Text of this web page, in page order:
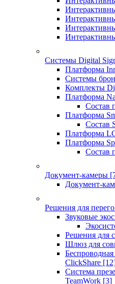
Системы Digital
Платформа
Системы
Комплекты
Платформа
Состав
Платформа
Состав
Платформа
Платформа
Состав
Документ-камеры
Документ-
Решения для
Звуковые
Решения для
Шлюз для
ClickShare
Система
TeamWork [3]